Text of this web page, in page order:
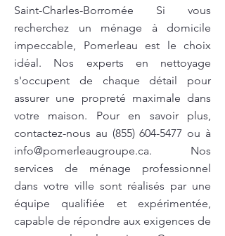
Saint-Charles-Borromée Si vous
recherchez un ménage à domicile
impeccable, Pomerleau est le choix
idéal. Nos experts en nettoyage
s'occupent de chaque détail pour
assurer une propreté maximale dans
votre maison. Pour en savoir plus,
contactez-nous au (855) 604-5477 ou à
info@pomerleaugroupe.ca. Nos
services de ménage professionnel
dans votre ville sont réalisés par une
équipe qualifiée et expérimentée,
capable de répondre aux exigences de